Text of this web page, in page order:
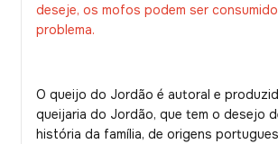
deseje, os mofos podem ser
problema.
O queijo do Jordão é autoral e
queijaria do Jordão, que tem o desejo
história da família, de origens